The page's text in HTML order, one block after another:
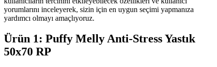
yorumlarını inceleyerek, sizin için en uygun seçimi yapmanıza
yardımcı olmayı amaçlıyoruz.
Ürün 1: Puffy Melly Anti-Stress Yastık
50x70 RP